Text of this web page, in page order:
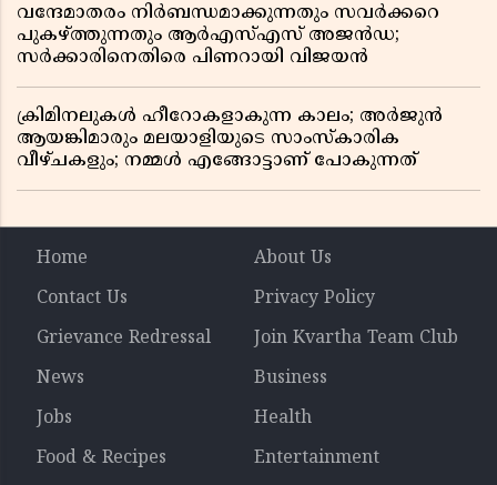
വന്ദേമാതരം നിർബന്ധമാക്കുന്നതും സവർക്കറെ
പുകഴ്ത്തുന്നതും ആർഎസ്എസ് അജൻഡ;
സർക്കാരിനെതിരെ പിണറായി വിജയൻ
ക്രിമിനലുകൾ ഹീറോകളാകുന്ന കാലം; അർജുൻ
ആയങ്കിമാരും മലയാളിയുടെ സാംസ്കാരിക
വീഴ്ചകളും; നമ്മൾ എങ്ങോട്ടാണ് പോകുന്നത്
Home
About Us
Contact Us
Privacy Policy
Grievance Redressal
Join Kvartha Team Club
News
Business
Jobs
Health
Food & Recipes
Entertainment